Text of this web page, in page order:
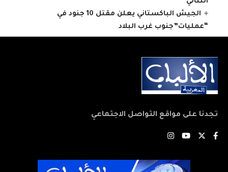
الجيش الباكستاني يعلن مقتل 10 جنود في
“عمليات”جنوب غرب البلاد
تجدنا على مواقع التواصل الاجتماعي